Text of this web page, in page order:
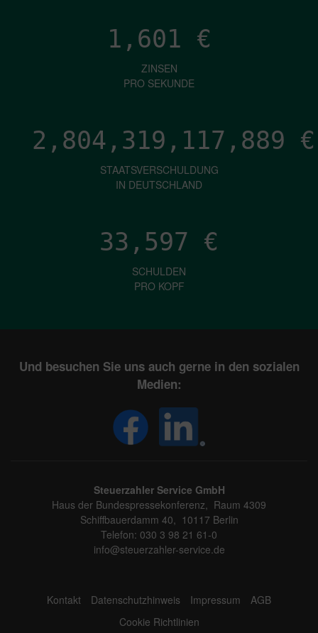
1,601 €
ZINSEN
PRO SEKUNDE
2,804,319,120,421 €
STAATSVERSCHULDUNG
IN DEUTSCHLAND
33,597 €
SCHULDEN
PRO KOPF
Und besuchen Sie uns auch gerne in den sozialen
Medien:
Steuerzahler Service GmbH
Haus der Bundespressekonferenz, Raum 4309
Schiffbauerdamm 40, 10117 Berlin
Telefon: 030 3 98 21 61-0
info@steuerzahler-service.de
Kontakt Datenschutzhinweis Impressum
AGB
Cookie Richtlinien